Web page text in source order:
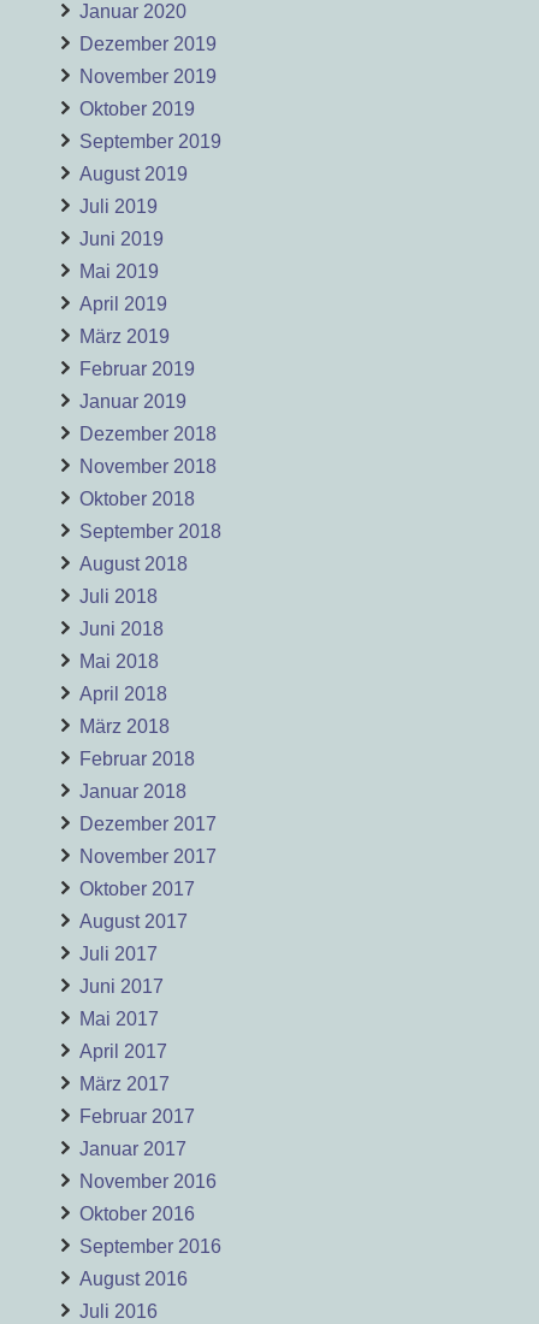
Januar 2020
Dezember 2019
November 2019
Oktober 2019
September 2019
August 2019
Juli 2019
Juni 2019
Mai 2019
April 2019
März 2019
Februar 2019
Januar 2019
Dezember 2018
November 2018
Oktober 2018
September 2018
August 2018
Juli 2018
Juni 2018
Mai 2018
April 2018
März 2018
Februar 2018
Januar 2018
Dezember 2017
November 2017
Oktober 2017
August 2017
Juli 2017
Juni 2017
Mai 2017
April 2017
März 2017
Februar 2017
Januar 2017
November 2016
Oktober 2016
September 2016
August 2016
Juli 2016